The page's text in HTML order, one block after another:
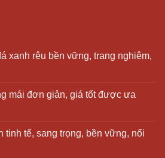
xanh rêu bền vững, trang nghiêm,
mái đơn giản, giá tốt được ưa
tinh tế, sang trọng, bền vững, nổi